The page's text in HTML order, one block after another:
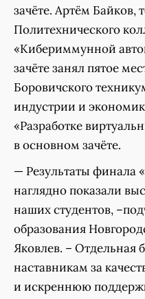
зачёте. Артём Байков,
Политехнического
«Кибериммунной
зачёте занял пятое
Боровичского
индустрии и
«Разработке
в основном зачёте.
— Результаты финала
наглядно показали
наших студентов,
образования
Яковлев. – Отдельная
наставникам за
и искреннюю